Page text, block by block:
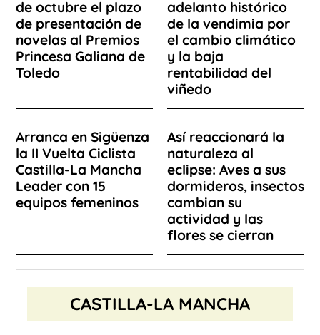
de octubre el plazo
de presentación de
novelas al Premios
Princesa Galiana de
Toledo
adelanto histórico
de la vendimia por
el cambio climático
y la baja
rentabilidad del
viñedo
Arranca en Sigüenza
la II Vuelta Ciclista
Castilla-La Mancha
Leader con 15
equipos femeninos
Así reaccionará la
naturaleza al
eclipse: Aves a sus
dormideros, insectos
cambian su
actividad y las
flores se cierran
CASTILLA-LA MANCHA